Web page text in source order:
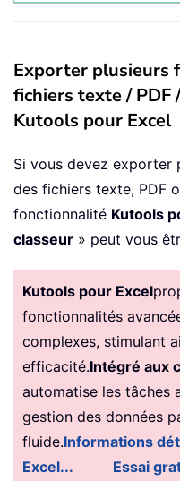
Exporter plusieurs
fichiers texte / PDF
Kutools pour Excel
Si vous devez exporter
des fichiers texte, PDF
fonctionnalité Kutools
classeur » peut vous
Kutools pour Excel
fonctionnalités
complexes, stimulant
efficacité.Intégré aux
automatise les tâches
gestion des données
fluide.Informations
Excel...
Essai